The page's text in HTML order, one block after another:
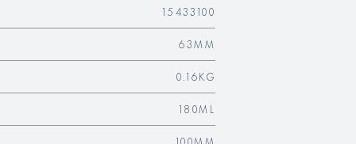
15433100
63MM
0.16KG
180ML
100MM